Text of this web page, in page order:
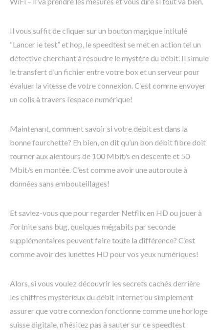
Il vous suffit de cliquer sur un bouton magique intitulé
“Lancer le test” et hop, le speedtest se met en action tel un
détective cherchant à résoudre le mystère du débit. Il simule
le transfert d’un fichier entre votre box et un serveur pour
évaluer la vitesse de votre connexion. C’est comme envoyer
un colis à travers l’espace numérique!
Maintenant, comment savoir si votre débit est dans la
bonne fourchette? Eh bien, on dit qu’un bon débit fibre doit
tourner aux alentours de 100 Mbit/s en descente et 50
Mbit/s en montée. C’est comme avoir une autoroute à
données sans embouteillages!
Et saviez-vous que pour regarder Netflix en HD ou jouer à
Fortnite sans bug, quelques mégabits par seconde
supplémentaires peuvent faire toute la différence? C’est
comme avoir des lunettes HD pour vos yeux numériques!
Alors, si vous voulez découvrir les secrets cachés derrière
les chiffres mystérieux du débit Internet ou simplement
assurer que votre connexion fonctionne comme une horloge
suisse digitale, n’hésitez pas à sauter sur ce speedtest